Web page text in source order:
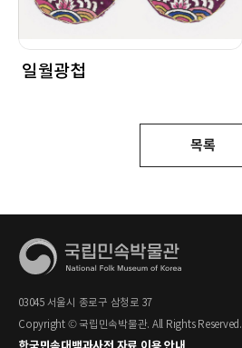
일월광첩
목록
03045 서울시 종로구 삼청로 37
Copyright © 국립민속박물관. All Rights Reserved.